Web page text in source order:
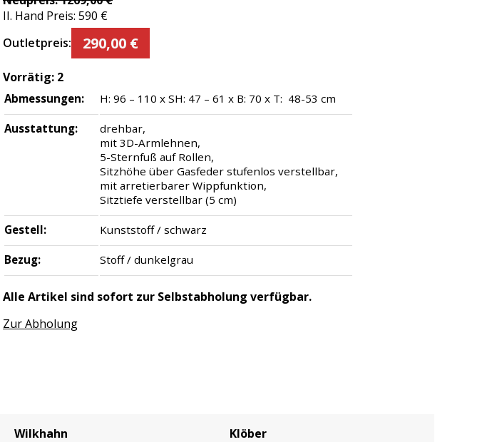
II. Hand Preis: 590 €
Outletpreis:
290,00 €
Vorrätig: 2
Abmessungen: H: 96 – 110 x SH: 47 – 61 x B: 70 x T: 48-53 cm
Ausstattung:
drehbar,
mit 3D-Armlehnen,
5-Sternfuß auf Rollen,
Sitzhöhe über Gasfeder stufenlos verstellbar,
mit arretierbarer Wippfunktion,
Sitztiefe verstellbar (5 cm)
Gestell: Kunststoff / schwarz
Bezug: Stoff / dunkelgrau
Alle Artikel sind sofort zur Selbstabholung verfügbar.
Zur Abholung
Wilkhahn Klöber